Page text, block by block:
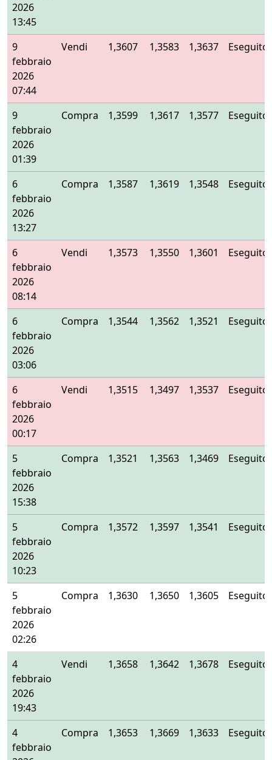
2026
13:45
9
febbraio
2026
07:44
Vendi 1,3607 1,3583 1,3637 Eseguito
9
febbraio
2026
01:39
Compra 1,3599 1,3617 1,3577 Eseguito
6
febbraio
2026
13:27
Compra 1,3587 1,3619 1,3548 Eseguito
6
febbraio
2026
08:14
Vendi 1,3573 1,3550 1,3601 Eseguito
6
febbraio
2026
03:06
Compra 1,3544 1,3562 1,3521 Eseguito
6
febbraio
2026
00:17
Vendi 1,3515 1,3497 1,3537 Eseguito
5
febbraio
2026
15:38
Compra 1,3521 1,3563 1,3469 Eseguito
5
febbraio
2026
10:23
Compra 1,3572 1,3597 1,3541 Eseguito
5
febbraio
2026
02:26
Compra 1,3630 1,3650 1,3605 Eseguito
4
febbraio
2026
19:43
Vendi 1,3658 1,3642 1,3678 Eseguito
4
febbraio
Compra 1,3653 1,3669 1,3633 Eseguito